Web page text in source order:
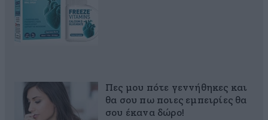
Πες μου πότε γεννήθηκες και
θα σου πω ποιες εμπειρίες θα
σου έκανα δώρο!